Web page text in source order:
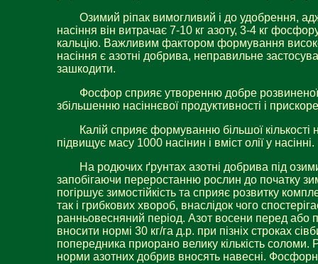
Озимий ріпак вимогливий і до удобрення,
насіння він витрачає 7-10 кг азоту, 3-4 кг
кальцію. Важливим фактором формування
насіння є азотні добрива, неправильне
зашкодити.
Фосфор сприяє утворенню добре розвиненої
збільшенню насіннєвої продуктивності і
Калій сприяє формуванню більшої кількості
підвищує масу 1000 насінин і вміст олії у насінні.
На родючих ґрунтах азотні добрива під
запобігаючи переростанню рослин до початку
погіршує зимостійкість та сприяє розвитку
так і грибкових хвороб, внаслідок чого
ранньовесняний період. Азот восени перед або
вносити нормі 30 кг/га д.р. при пізніх строках
попередника приорано велику кількість соломи.
норми азотних добрив вносять навесні.